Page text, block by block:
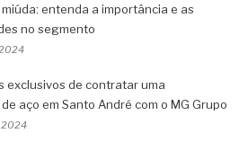
entenda a importância e as
no segmento
exclusivos de contratar uma
aço em Santo André com o MG Grupo
2024